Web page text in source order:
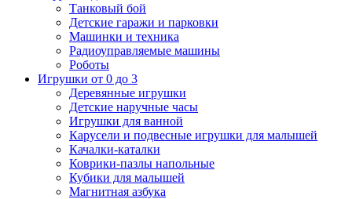
Танковый бой
Детские гаражи и парковки
Машинки и техника
Радиоуправляемые машины
Роботы
Игрушки от 0 до 3
Деревянные игрушки
Детские наручные часы
Игрушки для ванной
Карусели и подвесные игрушки для малышей
Качалки-каталки
Коврики-пазлы напольные
Кубики для малышей
Магнитная азбука